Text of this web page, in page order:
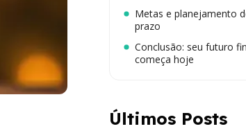
Metas e planejamento
prazo
Conclusão: seu futuro
começa hoje
Últimos Posts